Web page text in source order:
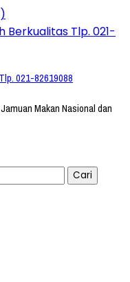
021-82619088
Makan Nasional dan